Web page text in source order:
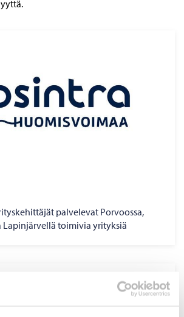
palvelevat Porvoossa,
Lapinjärvellä toimivia yrityksiä